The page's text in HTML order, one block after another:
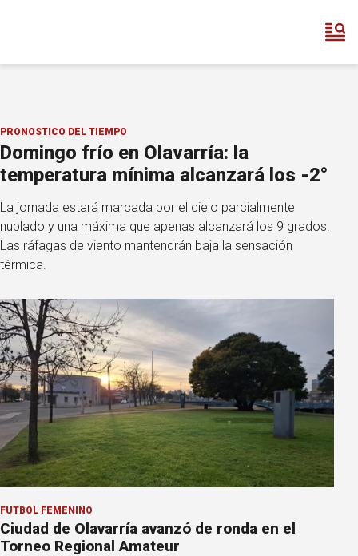
PRONOSTICO DEL TIEMPO
Domingo frío en Olavarría: la
temperatura mínima alcanzará los -2°
La jornada estará marcada por el cielo parcialmente
nublado y una máxima que apenas alcanzará los 9 grados.
Las ráfagas de viento mantendrán baja la sensación
térmica.
FÚTBOL FEMENINO
Ciudad de Olavarría avanzó de ronda en el
Torneo Regional Amateur